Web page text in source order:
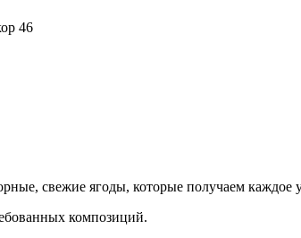
46
свежие ягоды, которые получаем каждое
композиций.